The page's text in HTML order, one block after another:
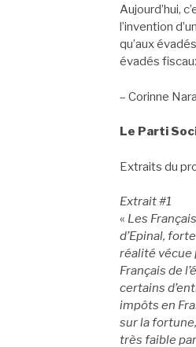
Aujourd’hui,
l’invention d’un
qu’aux
évadés
– Corinne
Le Parti
Extraits du
Extrait #1
« Les
d’Epinal,
réalité vécue
Français de
certains
impôts en
sur la
très faible